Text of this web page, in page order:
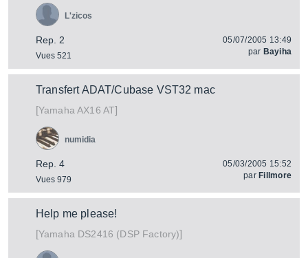
Rep. 2
Vues 521
L'zicos
05/07/2005 13:49
par Bayiha
Transfert ADAT/Cubase VST32 mac
[Yamaha AX16 AT]
Rep. 4
Vues 979
numidia
05/03/2005 15:52
par Fillmore
Help me please!
[Yamaha DS2416 (DSP Factory)]